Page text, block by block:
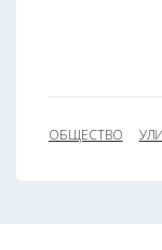
ОБЩЕСТВО